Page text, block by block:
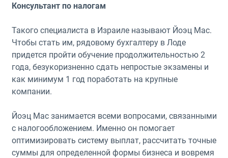
Консультант по налогам
Такого специалиста в Израиле называют Йоэц Мас.
Чтобы стать им, рядовому бухгалтеру в Лоде
придется пройти обучение продолжительностью 2
года, безукоризненно сдать непростые экзамены и
как минимум 1 год поработать на крупные
компании.
Йоэц Мас занимается всеми вопросами, связанными
с налогообложением. Именно он помогает
оптимизировать систему выплат, рассчитать точные
суммы для определенной формы бизнеса и вовремя